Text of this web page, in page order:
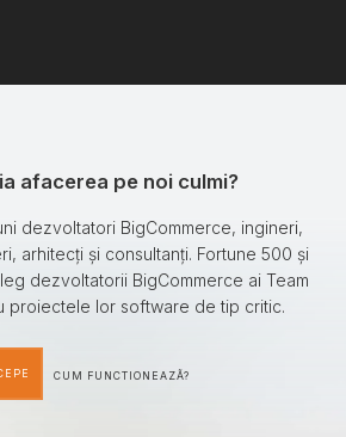
afacerea pe noi culmi?
dezvoltatori BigCommerce, ingineri,
arhitecți și consultanți. Fortune 500 și
dezvoltatorii BigCommerce ai Team
proiectele lor software de tip critic.
CUM FUNCTIONEAZÃ?